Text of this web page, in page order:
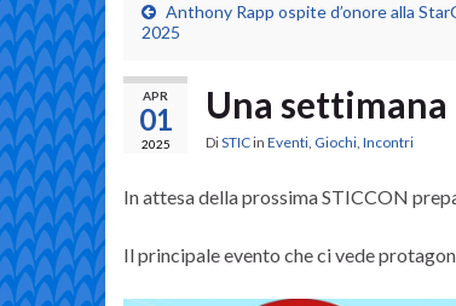
Anthony Rapp ospite d’onore alla
2025
APR
01
2025
Una settimana
DiSTICin Eventi, Giochi, Incontri
In attesa della prossima STICCON
Il principale evento che ci vede